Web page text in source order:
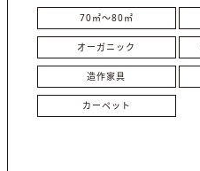
70㎡〜80㎡
オーガニック
造作家具
カーペット